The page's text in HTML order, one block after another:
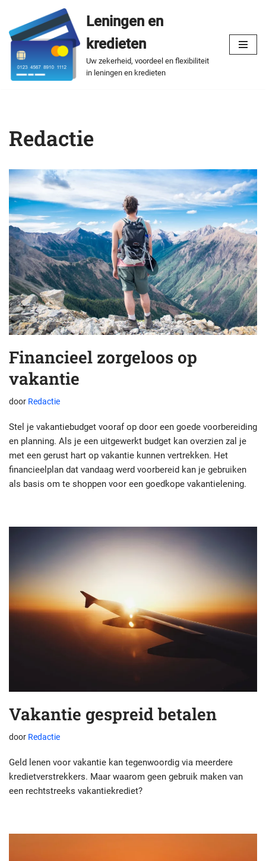
Spring
naar
de
inhoud
Leningen en
kredieten
Uw zekerheid, voordeel en flexibiliteit
in leningen en kredieten
Redactie
Financieel zorgeloos op
vakantie
door Redactie
Stel je vakantiebudget vooraf op door een goede voorbereiding
en planning. Als je een uitgewerkt budget kan overzien zal je
met een gerust hart op vakantie kunnen vertrekken. Het
financieelplan dat vandaag werd voorbereid kan je gebruiken
als basis om te shoppen voor een goedkope vakantielening.
Vakantie gespreid betalen
door Redactie
Geld lenen voor vakantie kan tegenwoordig via meerdere
kredietverstrekkers. Maar waarom geen gebruik maken van
een rechtstreeks vakantiekrediet?